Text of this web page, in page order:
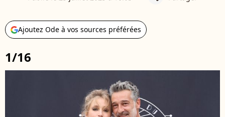
Ajoutez Ode à vos sources préférées
1/16